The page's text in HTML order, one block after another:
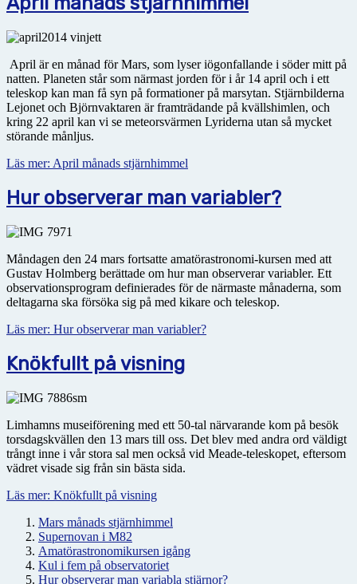
April är en månad för Mars, som lyser iögonfallande i söder mitt på
natten. Planeten står som närmast jorden för i år 14 april och i ett
teleskop kan man få syn på formationer på marsytan. Stjärnbilderna
Lejonet och Björnvaktaren är framträdande på kvällshimlen, och
kring 22 april kan vi se meteorsvärmen Lyriderna utan så mycket
störande månljus.
Läs mer: April månads stjärnhimmel
Hur observerar man variabler?
Måndagen den 24 mars fortsatte amatörastronomi-kursen med att
Gustav Holmberg berättade om hur man observerar variabler. Ett
observationsprogram definierades för de närmaste månaderna, som
deltagarna ska försöka sig på med kikare och teleskop.
Läs mer: Hur observerar man variabler?
Knökfullt på visning
Limhamns museiförening med ett 50-tal närvarande kom på besök
torsdagskvällen den 13 mars till oss. Det blev med andra ord väldigt
trångt inne i vår stora sal men också vid Meade-teleskopet, eftersom
vädret visade sig från sin bästa sida.
Läs mer: Knökfullt på visning
Mars månads stjärnhimmel
Supernovan i M82
Amatörastronomikursen igång
Kul i fem på observatoriet
Hur observerar man variabla stjärnor?